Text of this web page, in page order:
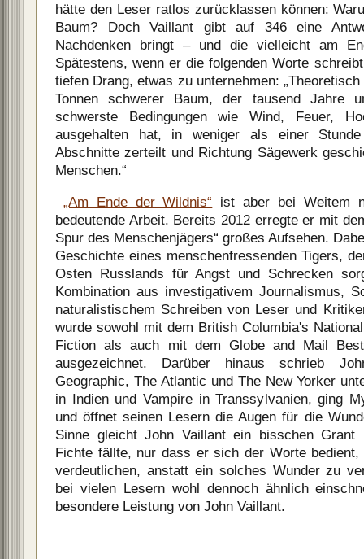
hätte den Leser ratlos zurücklassen können:
Baum? Doch Vaillant gibt auf 346 eine
Nachdenken bringt – und die vielleicht am
Spätestens, wenn er die folgenden Worte
tiefen Drang, etwas zu unternehmen:
Tonnen schwerer Baum, der tausend Jahre
schwerste Bedingungen wie Wind, Feuer,
ausgehalten hat, in weniger als einer
Abschnitte zerteilt und Richtung Sägewerk
Menschen.“
„Am Ende der Wildnis“ ist aber bei Weitem
bedeutende Arbeit. Bereits 2012 erregte er mit
Spur des Menschenjägers“ großes Aufsehen.
Geschichte eines menschenfressenden Tigers,
Osten Russlands für Angst und Schrecken
Kombination aus investigativem Journalismus,
naturalistischem Schreiben von Leser und
wurde sowohl mit dem British Columbia's
Fiction als auch mit dem Globe and Mail
ausgezeichnet. Darüber hinaus schrieb
Geographic, The Atlantic und The New Yorker
in Indien und Vampire in Transsylvanien, ging
und öffnet seinen Lesern die Augen für die
Sinne gleicht John Vaillant ein bisschen Grant
Fichte fällte, nur dass er sich der Worte
verdeutlichen, anstatt ein solches Wunder zu
bei vielen Lesern wohl dennoch ähnlich
besondere Leistung von John Vaillant.